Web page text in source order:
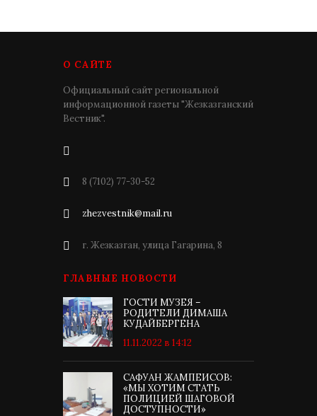
О САЙТЕ
Официальный сайт региональной
информационной газеты "Жезказганский
Вестник".
8 (7102) 77-30-52
zhezvestnik@mail.ru
г. Жезказган, улица Гагарина, 8
ГЛАВНЫЕ НОВОСТИ
ГОСТИ МУЗЕЯ –
РОДИТЕЛИ ДИМАША
КУДАЙБЕРГЕНА
11.11.2022 в 14:12
САФУАН ЖАМПЕИСОВ:
«МЫ ХОТИМ СТАТЬ
ПОЛИЦИЕЙ ШАГОВОЙ
ДОСТУПНОСТИ»